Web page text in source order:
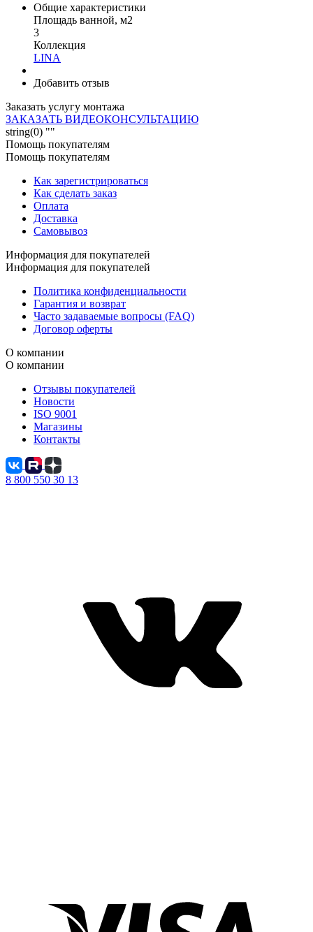
Общие характеристики
Площадь ванной, м2
3
Коллекция
LINA
Добавить отзыв
Заказать услугу монтажа
ЗАКАЗАТЬ ВИДЕОКОНСУЛЬТАЦИЮ
string(0) ""
Помощь покупателям
Помощь покупателям
Как зарегистрироваться
Как сделать заказ
Оплата
Доставка
Самовывоз
Информация для покупателей
Информация для покупателей
Политика конфиденциальности
Гарантия и возврат
Часто задаваемые вопросы (FAQ)
Договор оферты
О компании
О компании
Отзывы покупателей
Новости
ISO 9001
Магазины
Контакты
8 800 550 30 13